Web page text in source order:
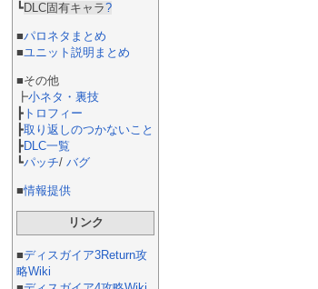
┗DLC固有キャラ?
■パロネタまとめ
■ユニット説明まとめ
■その他
┣小ネタ・裏技
┣ トロフィー
┣取り返しのつかないこと
┣DLC一覧
┗パッチ/バグ
■情報提供
リンク
■ディスガイア3Return攻
略Wiki